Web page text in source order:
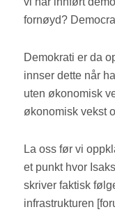
fornøyd?
Demokrati er da
innser dette når
uten økonomisk
økonomisk vekst
La oss før vi
et punkt hvor
skriver faktisk
infrastrukturen